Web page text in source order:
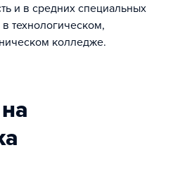
и в средних специальных
технологическом,
колледже.